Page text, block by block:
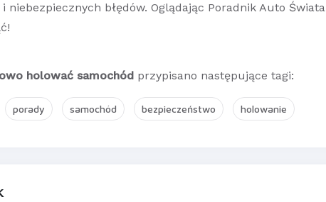
niebezpiecznych błędów. Oglądając Poradnik Auto Świata
holować samochód przypisano następujące tagi:
porady samochód bezpieczeństwo holowanie